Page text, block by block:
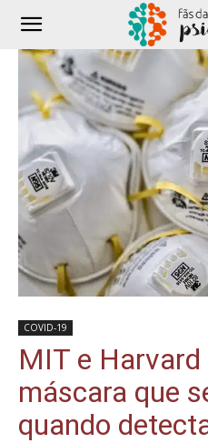
COVID-19
MIT e
máscara que
quando